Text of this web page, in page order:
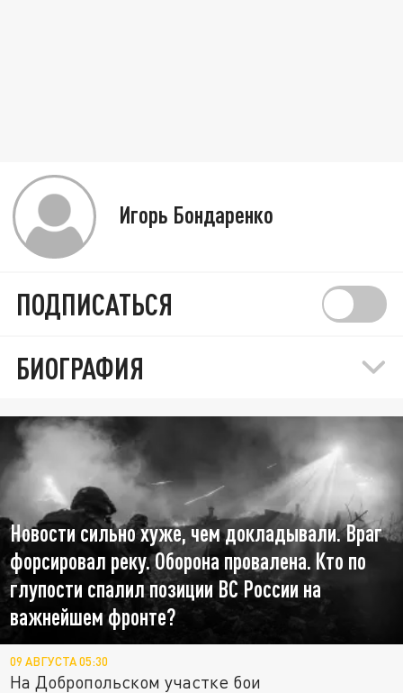
Игорь Бондаренко
ПОДПИСАТЬСЯ
БИОГРАФИЯ
Новости сильно хуже, чем докладывали. Враг
форсировал реку. Оборона провалена. Кто по
глупости спалил позиции ВС России на
важнейшем фронте?
09 АВГУСТА 05:30
На Добропольском участке бои